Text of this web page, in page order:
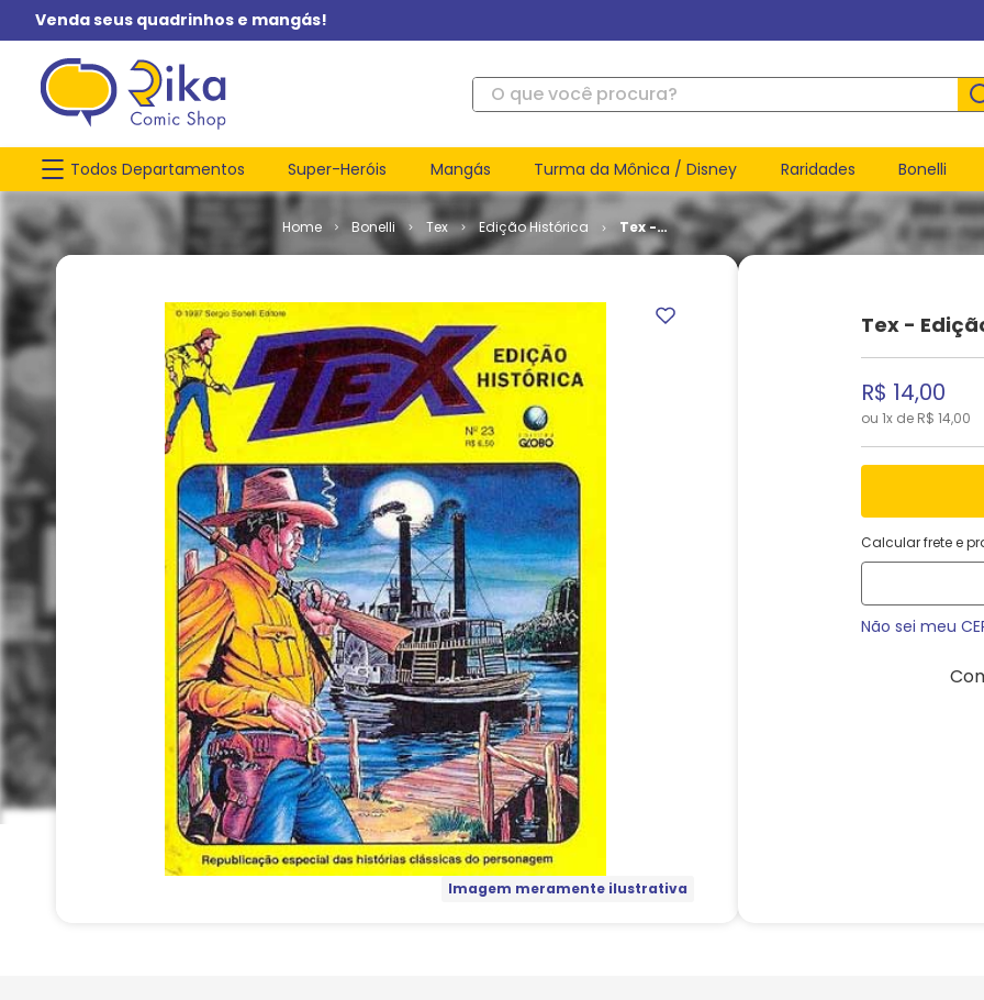
Venda seus quadrinhos e mangás!
O que você procura?
Todos Departamentos Super-Heróis Mangás Turma da Mônica / Disney Raridades Bonelli
Bonelli Tex Edição Histórica
Tex -
Edição
Imagem meramente ilustrativa
Tex -
R$ 14,00
ou 1x de R$ 14,00
Calcular frete e
Não sei meu